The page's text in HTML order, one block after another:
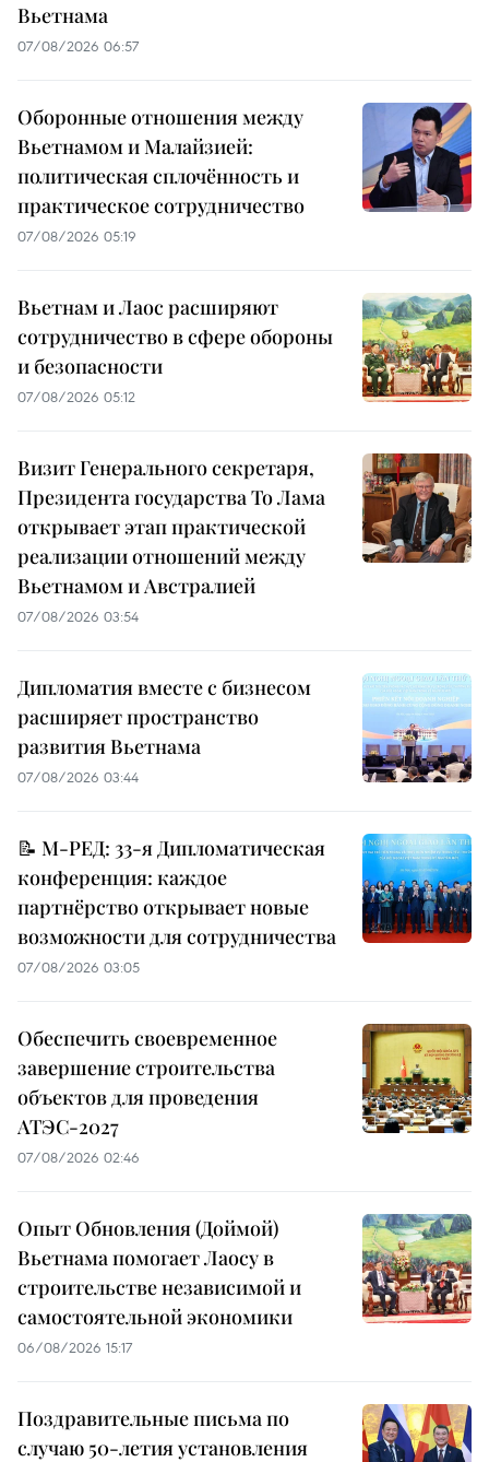
Вьетнама
07/08/2026 06:57
Оборонные отношения между
Вьетнамом и Малайзией:
политическая сплочённость и
практическое сотрудничество
07/08/2026 05:19
Вьетнам и Лаос расширяют
сотрудничество в сфере обороны
и безопасности
07/08/2026 05:12
Визит Генерального секретаря,
Президента государства То Лама
открывает этап практической
реализации отношений между
Вьетнамом и Австралией
07/08/2026 03:54
Дипломатия вместе с бизнесом
расширяет пространство
развития Вьетнама
07/08/2026 03:44
📝 М-РЕД: 33-я Дипломатическая
конференция: каждое
партнёрство открывает новые
возможности для сотрудничества
07/08/2026 03:05
Обеспечить своевременное
завершение строительства
объектов для проведения
АТЭС-2027
07/08/2026 02:46
Опыт Обновления (Доймой)
Вьетнама помогает Лаосу в
строительстве независимой и
самостоятельной экономики
06/08/2026 15:17
Поздравительные письма по
случаю 50-летия установления